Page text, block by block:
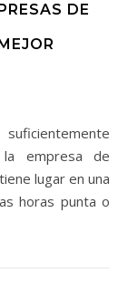
DE
empresa de
lugar en una
horas punta o